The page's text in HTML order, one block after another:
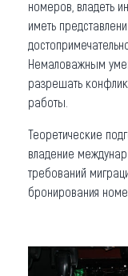
номеров, владеть
иметь
Немаловажным
разрешать
работы.
Теоретические
владение
требований
бронирования